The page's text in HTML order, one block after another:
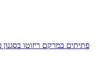
פתיתים במרקם ריזוטו